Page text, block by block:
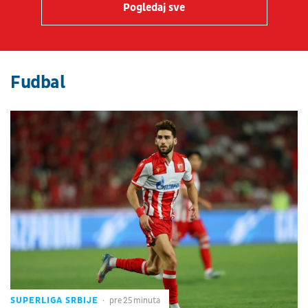
Pogledaj sve
Fudbal
SUPERLIGA SRBIJE pre 25 minuta